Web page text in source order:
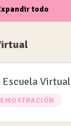
todo
Escuela Virtual